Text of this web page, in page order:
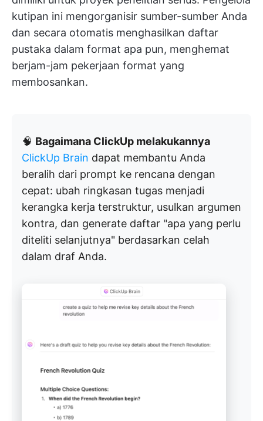
kutipan ini mengorganisir sumber-sumber Anda
dan secara otomatis menghasilkan daftar
pustaka dalam format apa pun, menghemat
berjam-jam pekerjaan format yang
membosankan.
🧠 Bagaimana ClickUp melakukannya
ClickUp Brain dapat membantu Anda
beralih dari prompt ke rencana dengan
cepat: ubah ringkasan tugas menjadi
kerangka kerja terstruktur, usulkan argumen
kontra, dan generate daftar "apa yang perlu
diteliti selanjutnya" berdasarkan celah
dalam draf Anda.